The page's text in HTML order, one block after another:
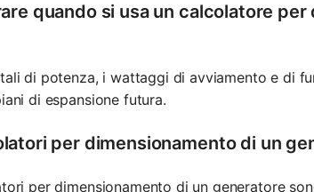
quando si usa un calcolatore per
di potenza, i wattaggi di avviamento e di
di espansione futura.
per dimensionamento di un
per dimensionamento di un generatore